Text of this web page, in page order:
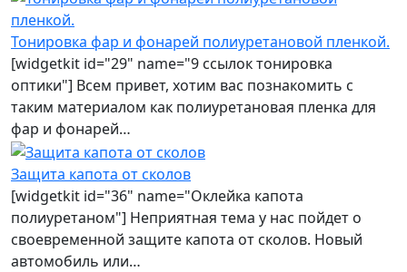
Тонировка фар и фонарей полиуретановой пленкой.
[widgetkit id="29" name="9 ссылок тонировка
оптики"] Всем привет, хотим вас познакомить с
таким материалом как полиуретановая пленка для
фар и фонарей…
Защита капота от сколов
[widgetkit id="36" name="Оклейка капота
полиуретаном"] Неприятная тема у нас пойдет о
своевременной защите капота от сколов. Новый
автомобиль или…